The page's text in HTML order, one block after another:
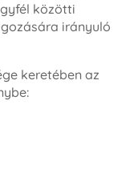
közötti
irányuló
keretében az